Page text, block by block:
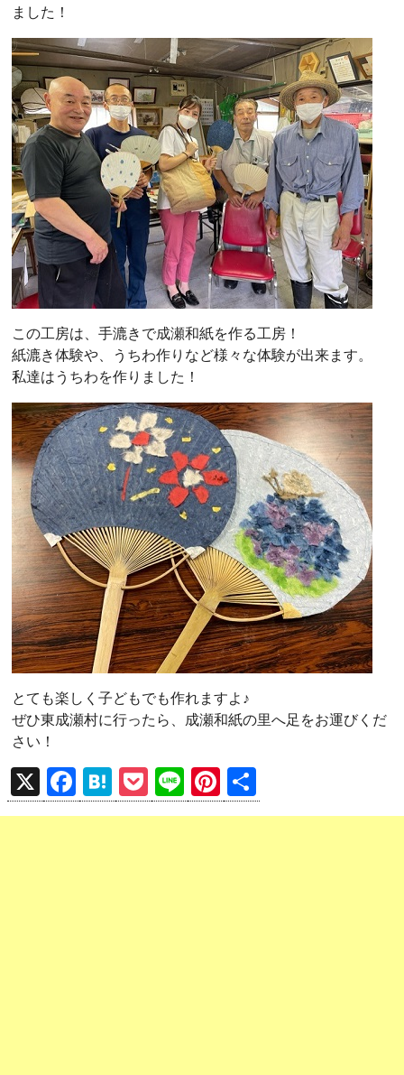
o
o
k
a
t
ました！
この工房は、手漉きで成瀬和紙を作る工房！
紙漉き体験や、うちわ作りなど様々な体験が出来ます。
私達はうちわを作りました！
とても楽しく子どもでも作れますよ♪
ぜひ東成瀬村に行ったら、成瀬和紙の里へ足をお運びくだ
さい！
X
F
a
H
at
P
o
Li
n
Pi
nt 有